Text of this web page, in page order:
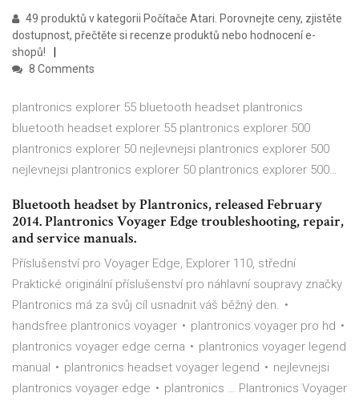
49 produktů v kategorii Počítače Atari. Porovnejte ceny, zjistěte
dostupnost, přečtěte si recenze produktů nebo hodnocení e-
shopů!
8 Comments
plantronics explorer 55 bluetooth headset plantronics
bluetooth headset explorer 55 plantronics explorer 500
plantronics explorer 50 nejlevnejsi plantronics explorer 500
nejlevnejsi plantronics explorer 50 plantronics explorer 500…
Bluetooth headset by Plantronics, released February
2014. Plantronics Voyager Edge troubleshooting, repair,
and service manuals.
Příslušenství pro Voyager Edge, Explorer 110, střední
Praktické originální příslušenství pro náhlavní soupravy značky
Plantronics má za svůj cíl usnadnit váš běžný den. •
handsfree plantronics voyager • plantronics voyager pro hd •
plantronics voyager edge cerna • plantronics voyager legend
manual • plantronics headset voyager legend • nejlevnejsi
plantronics voyager edge • plantronics … Plantronics Voyager